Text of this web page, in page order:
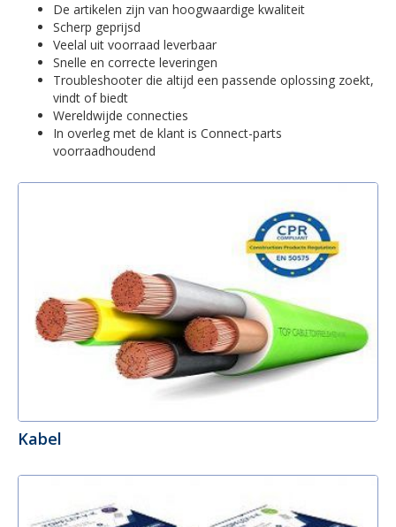
De artikelen zijn van hoogwaardige kwaliteit
Scherp geprijsd
Veelal uit voorraad leverbaar
Snelle en correcte leveringen
Troubleshooter die altijd een passende oplossing zoekt,
vindt of biedt
Wereldwijde connecties
In overleg met de klant is Connect-parts
voorraadhoudend
Kabel